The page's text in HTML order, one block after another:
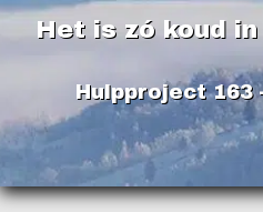
Het is zó koud
Hulpproject 163